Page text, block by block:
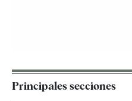
Principales secciones